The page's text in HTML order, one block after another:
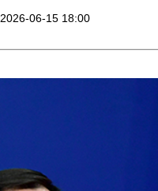
2026-06-15 18:00